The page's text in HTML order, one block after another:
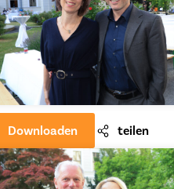
Downloaden teilen